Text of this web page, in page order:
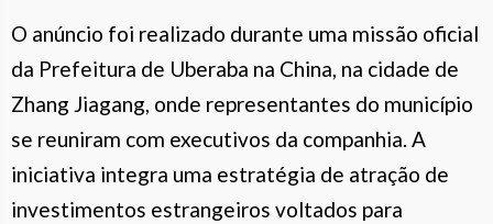
O anúncio foi realizado durante uma missão oficial
da Prefeitura de Uberaba na China, na cidade de
Zhang Jiagang, onde representantes do município
se reuniram com executivos da companhia. A
iniciativa integra uma estratégia de atração de
investimentos estrangeiros voltados para